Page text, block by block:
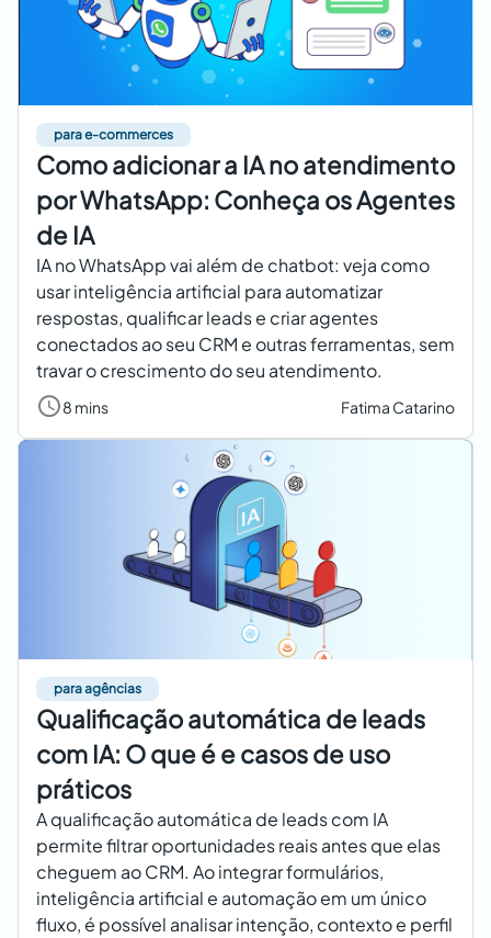
para e-commerces
Como adicionar a IA no atendimento
por WhatsApp: Conheça os Agentes
de IA
IA no WhatsApp vai além de chatbot: veja como
usar inteligência artificial para automatizar
respostas, qualificar leads e criar agentes
conectados ao seu CRM e outras ferramentas, sem
travar o crescimento do seu atendimento.
8 mins Fatima Catarino
para agências
Qualificação automática de leads
com IA: O que é e casos de uso
práticos
A qualificação automática de leads com IA
permite filtrar oportunidades reais antes que elas
cheguem ao CRM. Ao integrar formulários,
inteligência artificial e automação em um único
fluxo, é possível analisar intenção, contexto e perfil